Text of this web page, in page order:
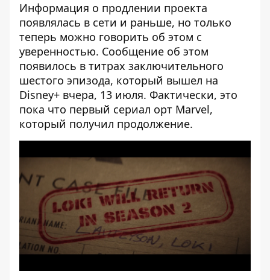
Информация о продлении проекта
появлялась в сети и раньше, но только
теперь можно говорить об этом с
уверенностью. Сообщение об этом
появилось в титрах заключительного
шестого эпизода, который вышел на
Disney+ вчера, 13 июля. Фактически, это
пока что первый сериал орт Marvel,
который получил продолжение.